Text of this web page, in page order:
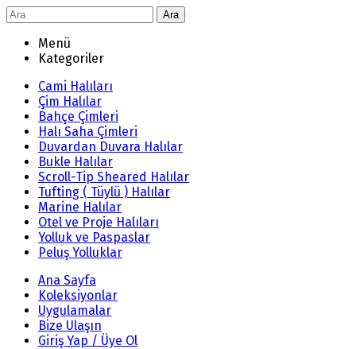
Ara
Menü
Kategoriler
Cami Halıları
Çim Halılar
Bahçe Çimleri
Halı Saha Çimleri
Duvardan Duvara Halılar
Bukle Halılar
Scroll-Tip Sheared Halılar
Tufting ( Tüylü ) Halılar
Marine Halılar
Otel ve Proje Halıları
Yolluk ve Paspaslar
Peluş Yolluklar
Ana Sayfa
Koleksiyonlar
Uygulamalar
Bize Ulaşın
Giriş Yap / Üye Ol